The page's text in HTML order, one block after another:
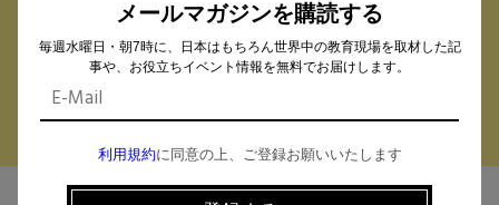
民間企業 (63) 公立 (347) 私立 (356)
オルタナティブスクール (18) 教育委員会 (4)
メールマガジンを購読する
毎週水曜日・朝7時に、日本はもちろん世界中の教育現場を取材した記
事や、お役立ちイベント情報を無料でお届けします。
利用規約に同意の上、ご登録お願いいたします